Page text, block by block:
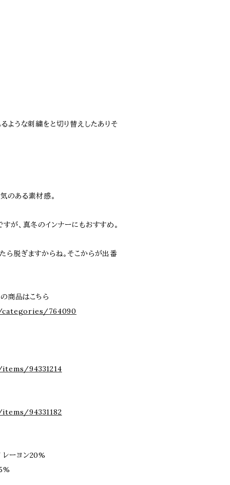
ような刺繍をと切り替えしたありそ
のある素材感。
が、真冬のインナーにもおすすめ。
ら脱ぎますからね。そこからが出番
品はこちら
764090
94331214
94331182
ーヨン20%